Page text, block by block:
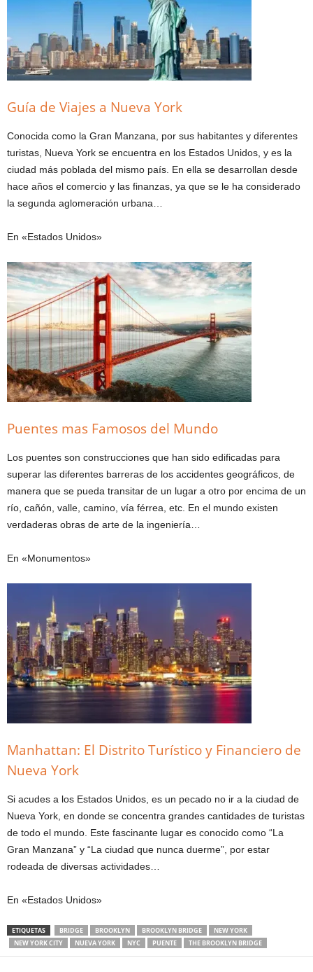
Guía de Viajes a Nueva York
Conocida como la Gran Manzana, por sus habitantes y diferentes
turistas, Nueva York se encuentra en los Estados Unidos, y es la
ciudad más poblada del mismo país. En ella se desarrollan desde
hace años el comercio y las finanzas, ya que se le ha considerado
la segunda aglomeración urbana…
En «Estados Unidos»
Puentes mas Famosos del Mundo
Los puentes son construcciones que han sido edificadas para
superar las diferentes barreras de los accidentes geográficos, de
manera que se pueda transitar de un lugar a otro por encima de un
río, cañón, valle, camino, vía férrea, etc. En el mundo existen
verdaderas obras de arte de la ingeniería…
En «Monumentos»
Manhattan: El Distrito Turístico y Financiero de
Nueva York
Si acudes a los Estados Unidos, es un pecado no ir a la ciudad de
Nueva York, en donde se concentra grandes cantidades de turistas
de todo el mundo. Este fascinante lugar es conocido como “La
Gran Manzana” y “La ciudad que nunca duerme”, por estar
rodeada de diversas actividades…
En «Estados Unidos»
ETIQUETAS BRIDGE BROOKLYN BROOKLYN BRIDGE
NEW YORK
NEW YORK CITY
NUEVA YORK NYC PUENTE THE BROOKLYN BRIDGE